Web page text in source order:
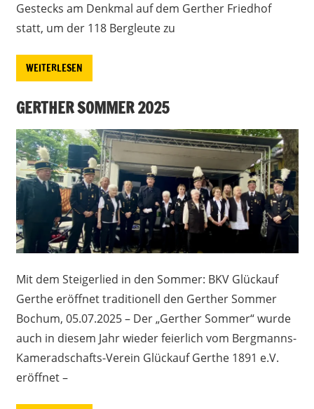
Gestecks am Denkmal auf dem Gerther Friedhof
statt, um der 118 Bergleute zu
WEITERLESEN
GERTHER SOMMER 2025
Mit dem Steigerlied in den Sommer: BKV Glückauf
Gerthe eröffnet traditionell den Gerther Sommer
Bochum, 05.07.2025 – Der „Gerther Sommer“ wurde
auch in diesem Jahr wieder feierlich vom Bergmanns-
Kameradschafts-Verein Glückauf Gerthe 1891 e.V.
eröffnet –